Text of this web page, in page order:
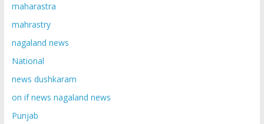
maharastra
mahrastry
nagaland news
National
news dushkaram
on if news nagaland news
Punjab